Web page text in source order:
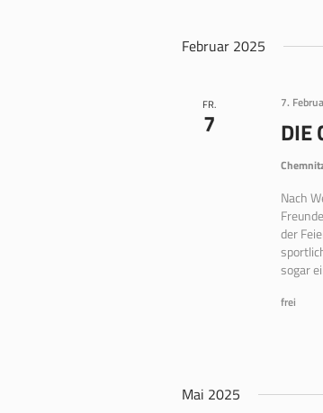
Februar 2025
FR.
7 DIE
7.
Nach
der
sogar
frei
Mai 2025